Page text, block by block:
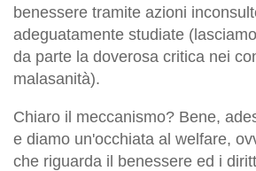
benessere tramite azioni
adeguatamente studiate
da parte la doverosa critica nei
malasanità).
Chiaro il meccanismo? Bene,
e diamo un'occhiata al welfare,
che riguarda il benessere ed i